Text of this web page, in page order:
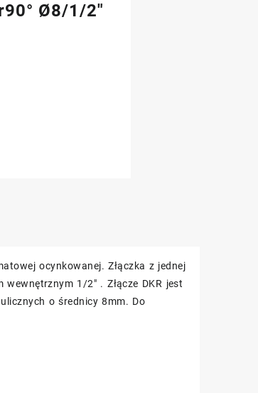
Ø8/1/2″
ocynkowanej. Złączka z jednej
1/2″ . Złącze DKR jest
o średnicy 8mm. Do